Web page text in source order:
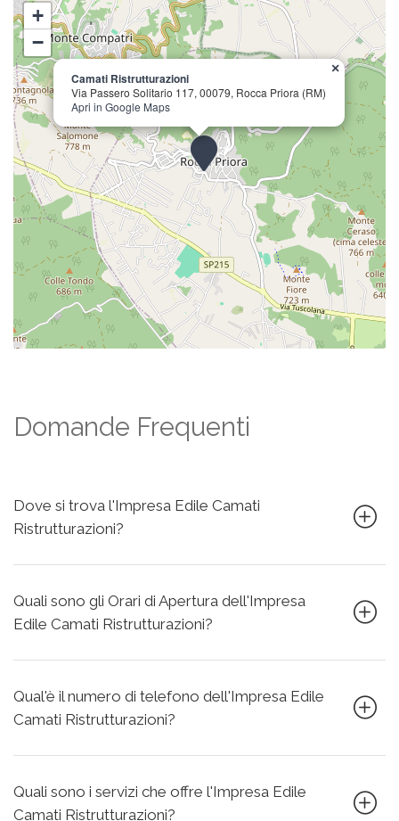
Camati Ristrutturazioni
Via Passero Solitario 117, 00079, Rocca Priora (RM)
Apri in Google Maps
×
+
−
Domande Frequenti
Dove si trova l'Impresa Edile Camati
Ristrutturazioni?
Quali sono gli Orari di Apertura dell'Impresa
Edile Camati Ristrutturazioni?
Qual'è il numero di telefono dell'Impresa Edile
Camati Ristrutturazioni?
Quali sono i servizi che offre l'Impresa Edile
Camati Ristrutturazioni?